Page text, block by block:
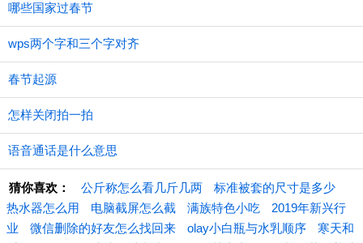
哪些国家过春节
wps两个字和三个字对齐
春节起源
怎样关闭拍一拍
语音通话是什么意思
猜你喜欢： 公斤称怎么看几斤几两
标准被套的尺寸是多少
热水器怎么用
电脑截屏怎么截 满族特色小吃
2019年新兴行
业
微信删除的好友怎么找回来 olay小白瓶与水乳顺序
寒天和